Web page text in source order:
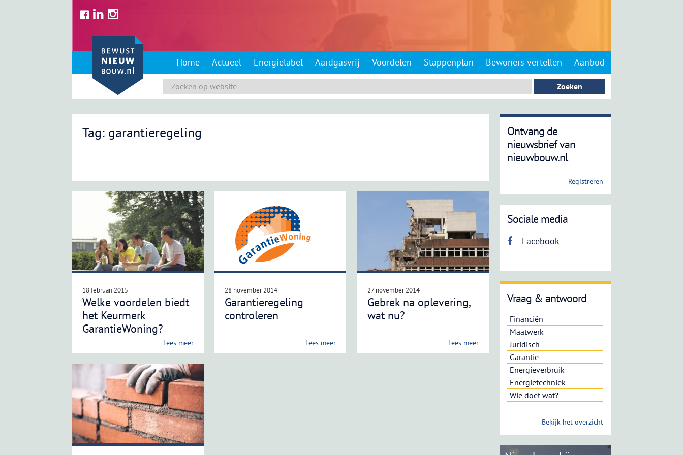
Home Actueel Energielabel Aardgasvrij Voordelen Stappenplan Bewoners vertellen Aanbod
Tag: garantieregeling
18 februari 2015
Welke voordelen biedt
het Keurmerk
GarantieWoning?
Lees meer
28 november 2014
Garantieregeling
controleren
Lees meer
27 november 2014
Gebrek na oplevering,
wat nu?
Lees meer
Ontvang de
nieuwsbrief van
nieuwbouw.nl
Registreren
Sociale media
Facebook
Vraag & antwoord
Financiën
Maatwerk
Juridisch
Garantie
Energieverbruik
Energietechniek
Wie doet wat?
Bekijk het overzicht